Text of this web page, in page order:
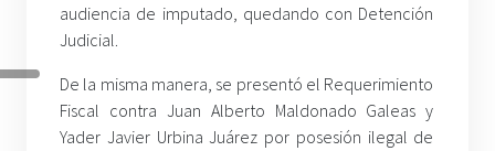
audiencia de imputado, quedando con Detención
Judicial.
De la misma manera, se presentó el Requerimiento
Fiscal contra Juan Alberto Maldonado Galeas y
Yader Javier Urbina Juárez por posesión ilegal de